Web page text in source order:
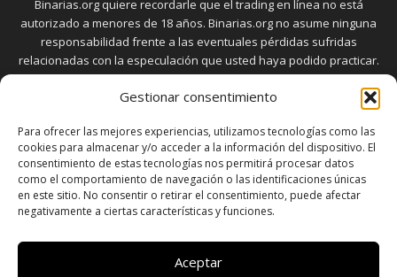
Gestionar consentimiento
Para ofrecer las mejores experiencias, utilizamos tecnologías como las
cookies para almacenar y/o acceder a la información del dispositivo. El
consentimiento de estas tecnologías nos permitirá procesar datos
como el comportamiento de navegación o las identificaciones únicas
en este sitio. No consentir o retirar el consentimiento, puede afectar
negativamente a ciertas características y funciones.
Aceptar
Binarias.org quiere recordarle que el trading en línea no está
autorizado a menores de 18 años. Binarias.org no asume ninguna
responsabilidad frente a las eventuales pérdidas sufridas
relacionadas con la especulación que usted haya podido practicar.
El trading en el mercado de opciones binarias implica riesgos
elevados. Usted debe conocer y aceptar estos riesgos, que
transacciones bursátiles.
SÍGUENOS